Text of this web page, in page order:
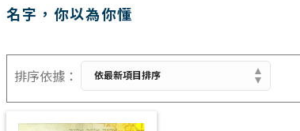
名字，你以為你懂